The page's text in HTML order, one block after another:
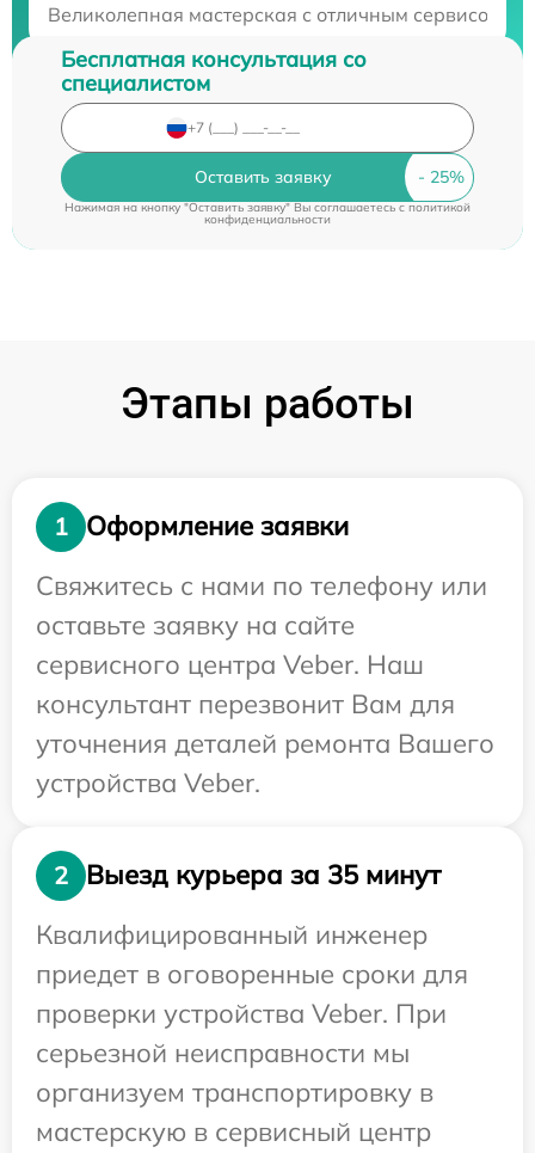
Великолепная мастерская с отличным сервисом.
Бесплатная консультация со
специалистом
Оставить заявку
Нажимая на кнопку "Оставить заявку" Вы соглашаетесь cполитикой
конфиденциальности
Этапы работы
1
Оформление заявки
Свяжитесь с нами по телефону или
оставьте заявку на сайте
сервисного центра Veber. Наш
консультант перезвонит Вам для
уточнения деталей ремонта Вашего
устройства Veber.
2
Выезд курьера за 35 минут
Квалифицированный инженер
приедет в оговоренные сроки для
проверки устройства Veber. При
серьезной неисправности мы
организуем транспортировку в
мастерскую в сервисный центр